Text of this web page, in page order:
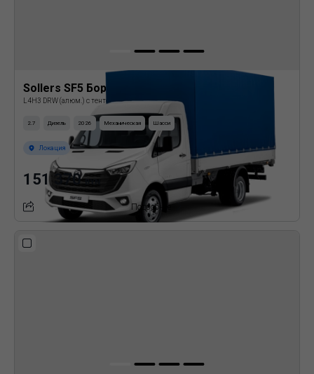
Sollers SF5 Бортовая платформа с тентом
L4H3 DRW (алюм.) с тентом
2.7 Дизель 2026 Механическая Шасси
Локация
151 370 BYN
Подробнее